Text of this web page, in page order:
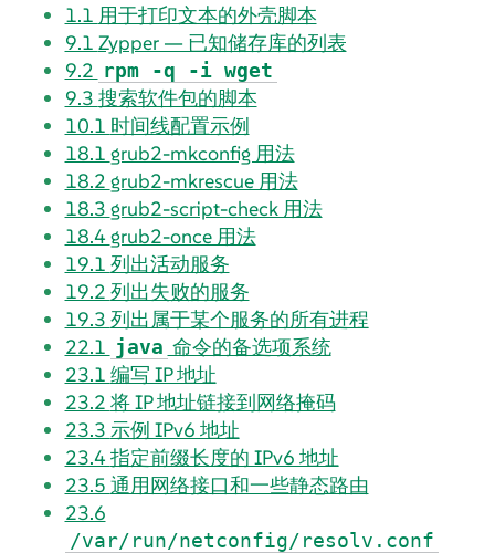
1.1 用于打印文本的外壳脚本
9.1 Zypper — 已知储存库的列表
9.2 rpm -q -i wget
9.3 搜索软件包的脚本
10.1 时间线配置示例
18.1 grub2-mkconfig 用法
18.2 grub2-mkrescue 用法
18.3 grub2-script-check 用法
18.4grub2-once 用法
19.1 列出活动服务
19.2 列出失败的服务
19.3 列出属于某个服务的所有进程
22.1 java 命令的备选项系统
23.1 编写 IP 地址
23.2 将 IP 地址链接到网络掩码
23.3 示例 IPv6 地址
23.4指定前缀长度的 IPv6 地址
23.5 通用网络接口和一些静态路由
23.6
/var/run/netconfig/resolv.conf